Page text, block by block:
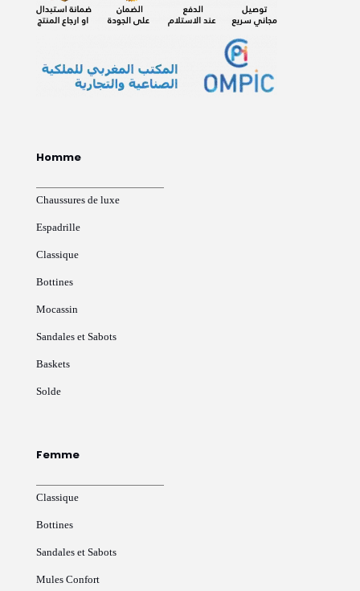
Homme
Chaussures de luxe
Espadrille
Classique
Bottines
Mocassin
Sandales et Sabots
Baskets
Solde
Femme
Classique
Bottines
Sandales et Sabots
Mules Confort